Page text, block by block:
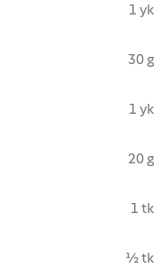
1 yk
30 g
1 yk
20 g
1 tk
½ tk